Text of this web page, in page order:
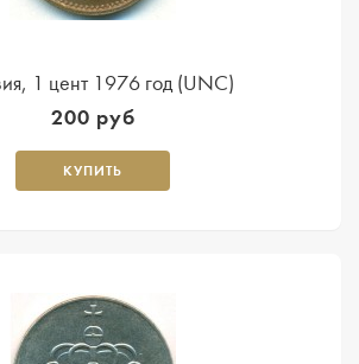
1 цент 1976 год (UNC)
200 руб
КУПИТЬ